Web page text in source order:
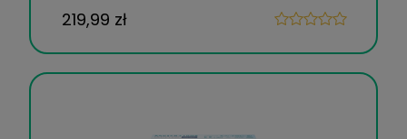
219,99 zł